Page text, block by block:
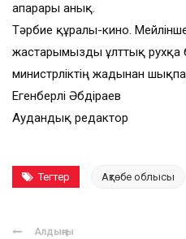
апарары анық.
Тәрбие құралы-кино.
жастарымызды ұлттық рухқа
министрліктің жадынан
Егенберлі Әбдіраев
Аудандық редактор
Тегтер Ақтөбе облысы
Алдыңғы